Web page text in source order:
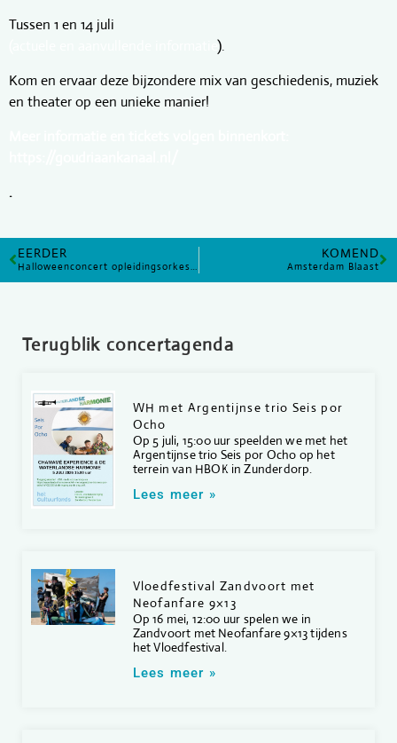
Tussen 1 en 14 juli
).
Kom en ervaar deze bijzondere mix van geschiedenis, muziek
en theater op een unieke manier!
.
EERDER KOMEND
Amsterdam Blaast
Terugblik concertagenda
WH met Argentijnse trio Seis por
Ocho
Op 5 juli, 15:00 uur speelden we met het
Argentijnse trio Seis por Ocho op het
terrein van HBOK in Zunderdorp.
Lees meer »
Vloedfestival Zandvoort met
Neofanfare 9×13
Op 16 mei, 12:00 uur spelen we in
Zandvoort met Neofanfare 9×13 tijdens
het Vloedfestival.
Lees meer »